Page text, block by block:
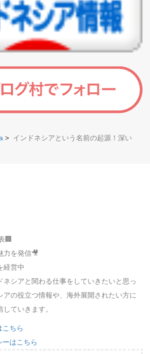
> インドネシアという名前の起源！深い
🏢
力を発信🎥
経営中
ネシアと関わる仕事をしていきたいと思っ
アの役立つ情報や、海外展開されたい方に
ていきます。
こちら
はこちら